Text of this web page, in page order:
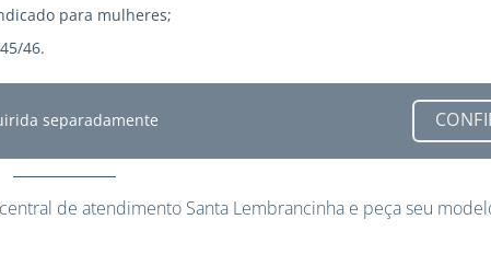
para mulheres;
46.
separadamente
de atendimento Santa Lembrancinha e peça seu